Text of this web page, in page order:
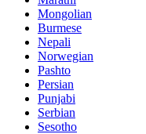
Mongolian
Burmese
Nepali
Norwegian
Pashto
Persian
Punjabi
Serbian
Sesotho